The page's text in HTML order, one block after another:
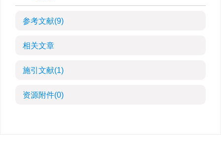
参考文献(9)
相关文章
施引文献(1)
资源附件(0)